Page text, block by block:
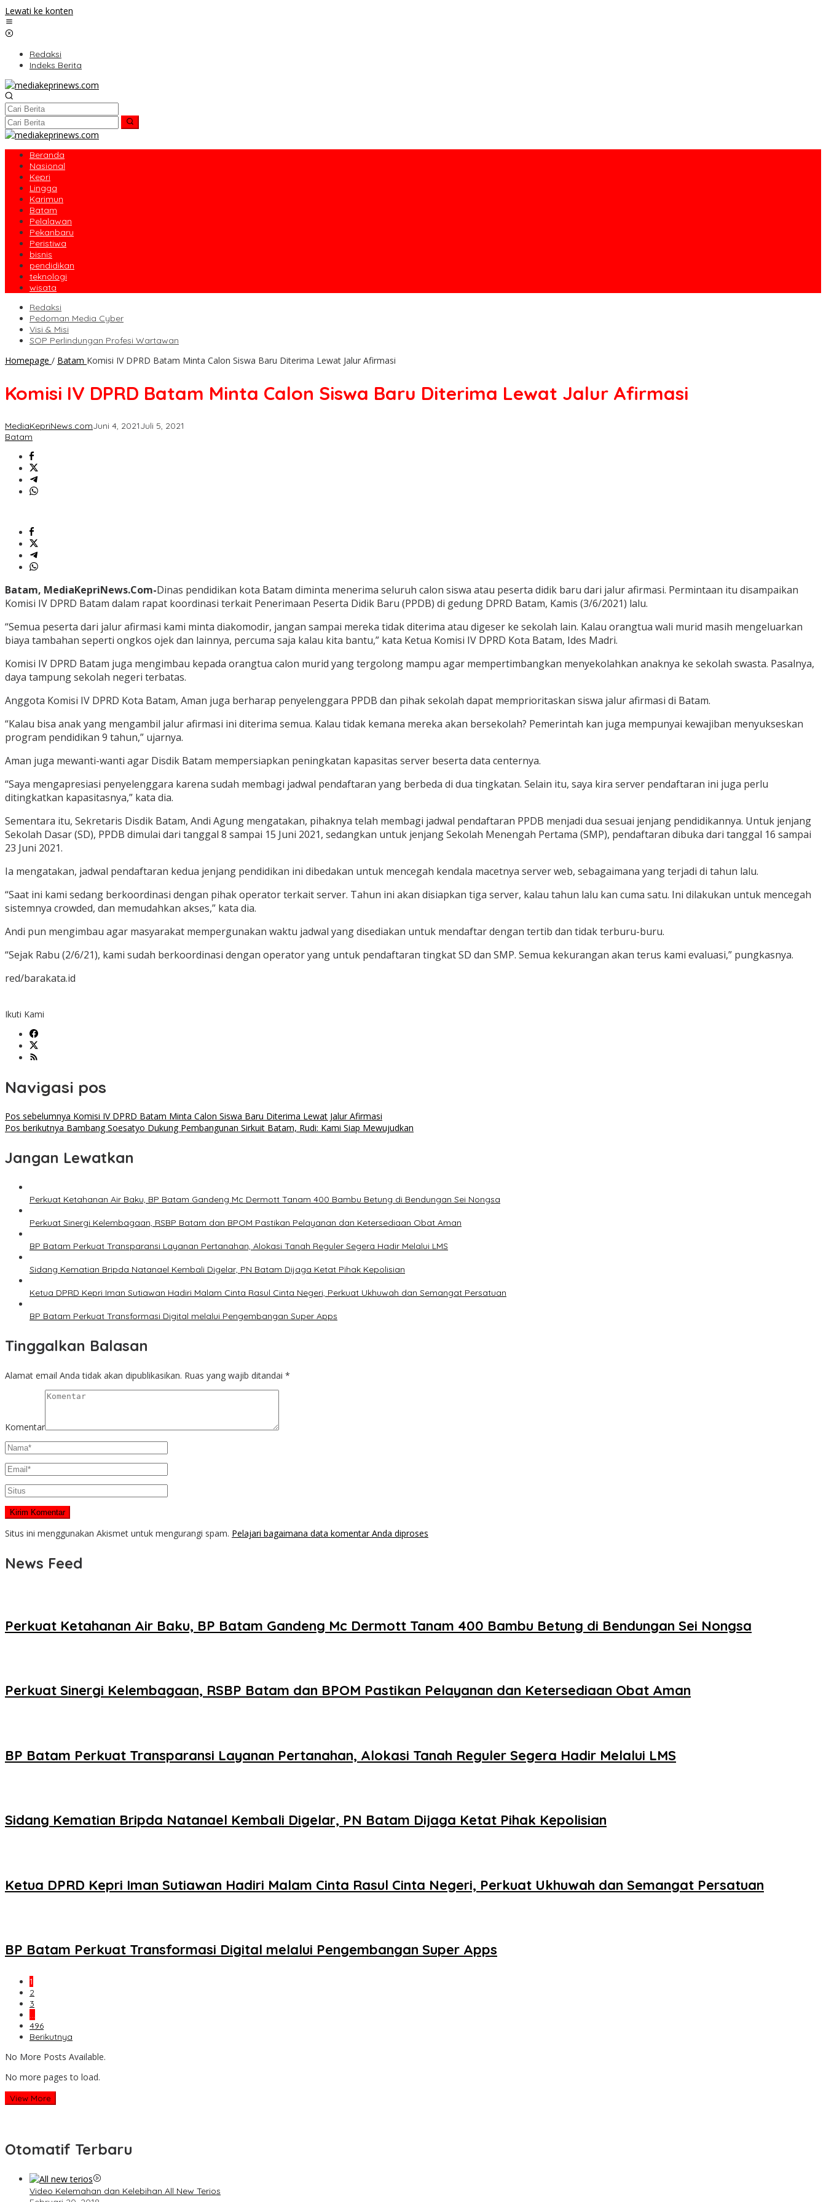
Lewati ke konten
Redaksi
Indeks Berita
Beranda
Nasional
Kepri
Lingga
Karimun
Batam
Pelalawan
Pekanbaru
Peristiwa
bisnis
pendidikan
teknologi
wisata
Redaksi
Pedoman Media Cyber
Visi & Misi
SOP Perlindungan Profesi Wartawan
Homepage / Batam Komisi IV DPRD Batam Minta Calon Siswa Baru Diterima Lewat Jalur Afirmasi
Komisi IV DPRD Batam Minta Calon Siswa Baru Diterima Lewat Jalur Afirmasi
MediaKepriNews.comJuni 4, 2021Juli 5, 2021
Batam
Batam, MediaKepriNews.Com-Dinas pendidikan kota Batam diminta menerima seluruh calon siswa atau peserta didik baru dari jalur afirmasi. Permintaan itu disampaikan
Komisi IV DPRD Batam dalam rapat koordinasi terkait Penerimaan Peserta Didik Baru (PPDB) di gedung DPRD Batam, Kamis (3/6/2021) lalu.
“Semua peserta dari jalur afirmasi kami minta diakomodir, jangan sampai mereka tidak diterima atau digeser ke sekolah lain. Kalau orangtua wali murid masih mengeluarkan
biaya tambahan seperti ongkos ojek dan lainnya, percuma saja kalau kita bantu,” kata Ketua Komisi IV DPRD Kota Batam, Ides Madri.
Komisi IV DPRD Batam juga mengimbau kepada orangtua calon murid yang tergolong mampu agar mempertimbangkan menyekolahkan anaknya ke sekolah swasta. Pasalnya,
daya tampung sekolah negeri terbatas.
Anggota Komisi IV DPRD Kota Batam, Aman juga berharap penyelenggara PPDB dan pihak sekolah dapat memprioritaskan siswa jalur afirmasi di Batam.
“Kalau bisa anak yang mengambil jalur afirmasi ini diterima semua. Kalau tidak kemana mereka akan bersekolah? Pemerintah kan juga mempunyai kewajiban menyukseskan
program pendidikan 9 tahun,” ujarnya.
Aman juga mewanti-wanti agar Disdik Batam mempersiapkan peningkatan kapasitas server beserta data centernya.
“Saya mengapresiasi penyelenggara karena sudah membagi jadwal pendaftaran yang berbeda di dua tingkatan. Selain itu, saya kira server pendaftaran ini juga perlu
ditingkatkan kapasitasnya,” kata dia.
Sementara itu, Sekretaris Disdik Batam, Andi Agung mengatakan, pihaknya telah membagi jadwal pendaftaran PPDB menjadi dua sesuai jenjang pendidikannya. Untuk jenjang
Sekolah Dasar (SD), PPDB dimulai dari tanggal 8 sampai 15 Juni 2021, sedangkan untuk jenjang Sekolah Menengah Pertama (SMP), pendaftaran dibuka dari tanggal 16 sampai
23 Juni 2021.
Ia mengatakan, jadwal pendaftaran kedua jenjang pendidikan ini dibedakan untuk mencegah kendala macetnya server web, sebagaimana yang terjadi di tahun lalu.
“Saat ini kami sedang berkoordinasi dengan pihak operator terkait server. Tahun ini akan disiapkan tiga server, kalau tahun lalu kan cuma satu. Ini dilakukan untuk mencegah
sistemnya crowded, dan memudahkan akses,” kata dia.
Andi pun mengimbau agar masyarakat mempergunakan waktu jadwal yang disediakan untuk mendaftar dengan tertib dan tidak terburu-buru.
“Sejak Rabu (2/6/21), kami sudah berkoordinasi dengan operator yang untuk pendaftaran tingkat SD dan SMP. Semua kekurangan akan terus kami evaluasi,” pungkasnya.
red/barakata.id
Ikuti Kami
Navigasi pos
Pos sebelumnya Komisi IV DPRD Batam Minta Calon Siswa Baru Diterima Lewat Jalur Afirmasi
Pos berikutnya Bambang Soesatyo Dukung Pembangunan Sirkuit Batam, Rudi: Kami Siap Mewujudkan
Jangan Lewatkan
Perkuat Ketahanan Air Baku, BP Batam Gandeng Mc Dermott Tanam 400 Bambu Betung di Bendungan Sei Nongsa
Perkuat Sinergi Kelembagaan, RSBP Batam dan BPOM Pastikan Pelayanan dan Ketersediaan Obat Aman
BP Batam Perkuat Transparansi Layanan Pertanahan, Alokasi Tanah Reguler Segera Hadir Melalui LMS
Sidang Kematian Bripda Natanael Kembali Digelar, PN Batam Dijaga Ketat Pihak Kepolisian
Ketua DPRD Kepri Iman Sutiawan Hadiri Malam Cinta Rasul Cinta Negeri, Perkuat Ukhuwah dan Semangat Persatuan
BP Batam Perkuat Transformasi Digital melalui Pengembangan Super Apps
Tinggalkan Balasan
Alamat email Anda tidak akan dipublikasikan. Ruas yang wajib ditandai *
Komentar
Situs ini menggunakan Akismet untuk mengurangi spam. Pelajari bagaimana data komentar Anda diproses
News Feed
Perkuat Ketahanan Air Baku, BP Batam Gandeng Mc Dermott Tanam 400 Bambu Betung di Bendungan Sei Nongsa
Perkuat Sinergi Kelembagaan, RSBP Batam dan BPOM Pastikan Pelayanan dan Ketersediaan Obat Aman
BP Batam Perkuat Transparansi Layanan Pertanahan, Alokasi Tanah Reguler Segera Hadir Melalui LMS
Sidang Kematian Bripda Natanael Kembali Digelar, PN Batam Dijaga Ketat Pihak Kepolisian
Ketua DPRD Kepri Iman Sutiawan Hadiri Malam Cinta Rasul Cinta Negeri, Perkuat Ukhuwah dan Semangat Persatuan
BP Batam Perkuat Transformasi Digital melalui Pengembangan Super Apps
1
2
3
…
496
Berikutnya
No More Posts Available.
No more pages to load.
View More
Otomatif Terbaru
Video Kelemahan dan Kelebihan All New Terios